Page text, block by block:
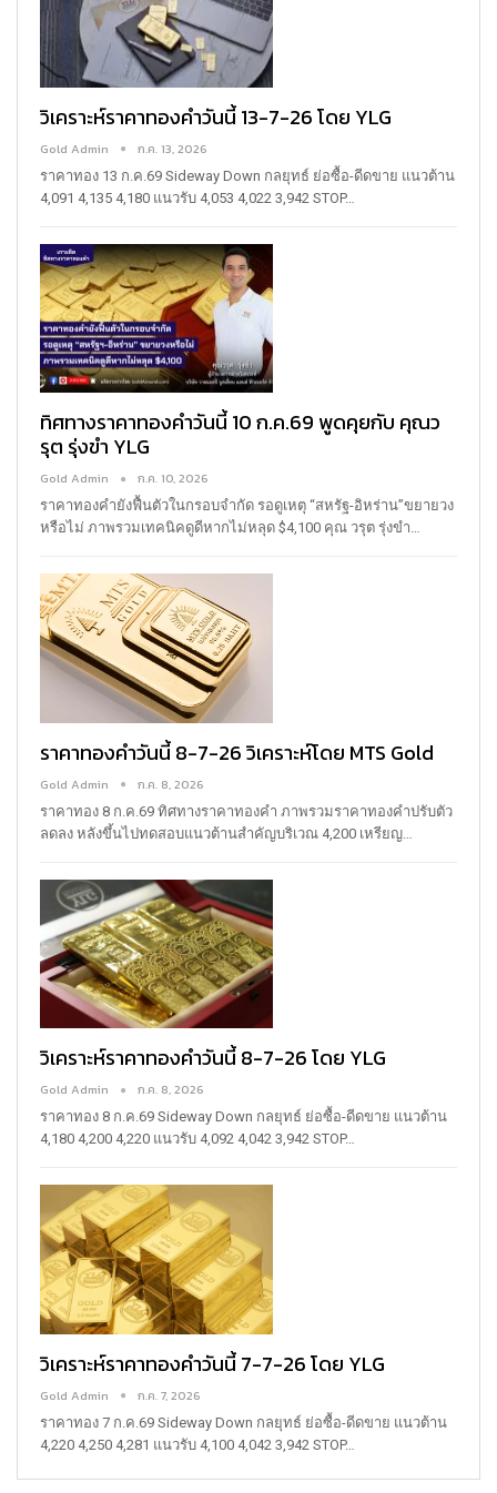
วิเคราะห์ราคาทองคำวันนี้ 13-7-26 โดย YLG
Gold Admin ก.ค. 13, 2026
ราคาทอง 13 ก.ค.69 Sideway Down กลยุทธ์ ย่อซื้อ-ดีดขาย แนวต้าน
4,091 4,135 4,180 แนวรับ 4,053 4,022 3,942 STOP…
ทิศทางราคาทองคำวันนี้ 10 ก.ค.69 พูดคุยกับ คุณว
รุต รุ่งขำ YLG
Gold Admin ก.ค. 10, 2026
ราคาทองคำยังฟื้นตัวในกรอบจำกัด รอดูเหตุ “สหรัฐ-อิหร่าน”ขยายวง
หรือไม่ ภาพรวมเทคนิคดูดีหากไม่หลุด $4,100 คุณ วรุต รุ่งขํา…
ราคาทองคำวันนี้ 8-7-26 วิเคราะห์โดย MTS Gold
Gold Admin ก.ค. 8, 2026
ราคาทอง 8 ก.ค.69 ทิศทางราคาทองคำ ภาพรวมราคาทองคำปรับตัว
ลดลง หลังขึ้นไปทดสอบแนวต้านสำคัญบริเวณ 4,200 เหรียญ
วิเคราะห์ราคาทองคำวันนี้ 8-7-26 โดย YLG
Gold Admin ก.ค. 8, 2026
ราคาทอง 8 ก.ค.69 Sideway Down กลยุทธ์ ย่อซื้อ-ดีดขาย แนวต้าน
4,180 4,200 4,220 แนวรับ 4,092 4,042 3,942 STOP…
วิเคราะห์ราคาทองคำวันนี้ 7-7-26 โดย YLG
Gold Admin ก.ค. 7, 2026
ราคาทอง 7 ก.ค.69 Sideway Down กลยุทธ์ ย่อซื้อ-ดีดขาย แนวต้าน
4,220 4,250 4,281 แนวรับ 4,100 4,042 3,942 STOP…